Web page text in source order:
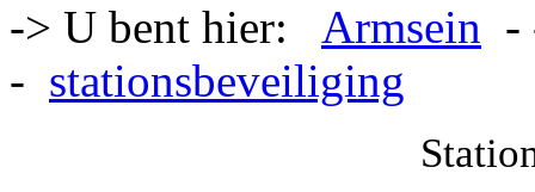
-> U bent hier: Armsein
- stationsbeveiliging